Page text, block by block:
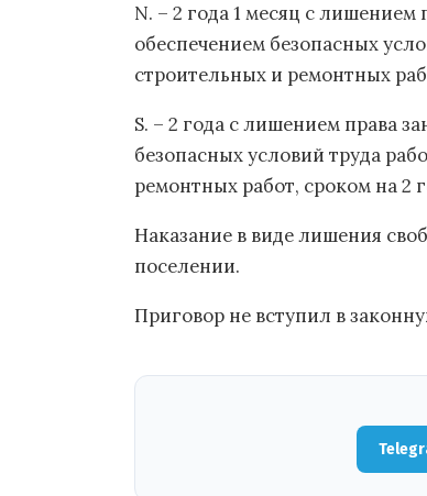
N. – 2 года 1 месяц с лишением
обеспечением безопасных
строительных и ремонтных
S. – 2 года с лишением права
безопасных условий труда
ремонтных работ, сроком на 2
Наказание в виде лишения
поселении.
Приговор не вступил в